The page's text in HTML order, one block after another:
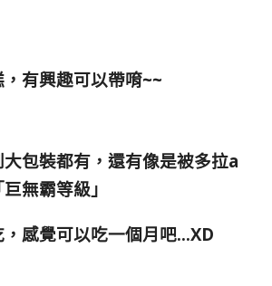
有興趣可以帶唷~~
包裝都有，還有像是被多拉a
無霸等級」
感覺可以吃一個月吧…XD